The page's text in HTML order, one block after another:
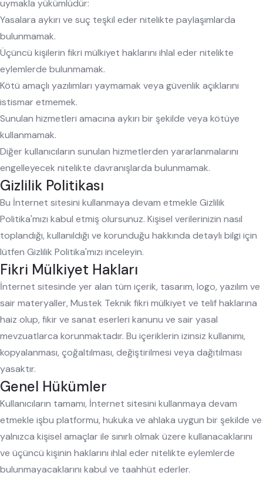
uymakla yükümlüdür:
Yasalara aykırı ve suç teşkil eder nitelikte paylaşımlarda
bulunmamak.
Üçüncü kişilerin fikri mülkiyet haklarını ihlal eder nitelikte
eylemlerde bulunmamak.
Kötü amaçlı yazılımları yaymamak veya güvenlik açıklarını
istismar etmemek.
Sunulan hizmetleri amacına aykırı bir şekilde veya kötüye
kullanmamak.
Diğer kullanıcıların sunulan hizmetlerden yararlanmalarını
engelleyecek nitelikte davranışlarda bulunmamak.
Gizlilik Politikası
Bu İnternet sitesini kullanmaya devam etmekle Gizlilik
Politika'mızı kabul etmiş olursunuz. Kişisel verilerinizin nasıl
toplandığı, kullanıldığı ve korunduğu hakkında detaylı bilgi için
lütfen Gizlilik Politika'mızı inceleyin.
Fikri Mülkiyet Hakları
İnternet sitesinde yer alan tüm içerik, tasarım, logo, yazılım ve
sair materyaller, Mustek Teknik fikri mülkiyet ve telif haklarına
haiz olup, fikir ve sanat eserleri kanunu ve sair yasal
mevzuatlarca korunmaktadır. Bu içeriklerin izinsiz kullanımı,
kopyalanması, çoğaltılması, değiştirilmesi veya dağıtılması
yasaktır.
Genel Hükümler
Kullanıcıların tamamı, İnternet sitesini kullanmaya devam
etmekle işbu platformu, hukuka ve ahlaka uygun bir şekilde ve
yalnızca kişisel amaçlar ile sınırlı olmak üzere kullanacaklarını
ve üçüncü kişinin haklarını ihlal eder nitelikte eylemlerde
bulunmayacaklarını kabul ve taahhüt ederler.